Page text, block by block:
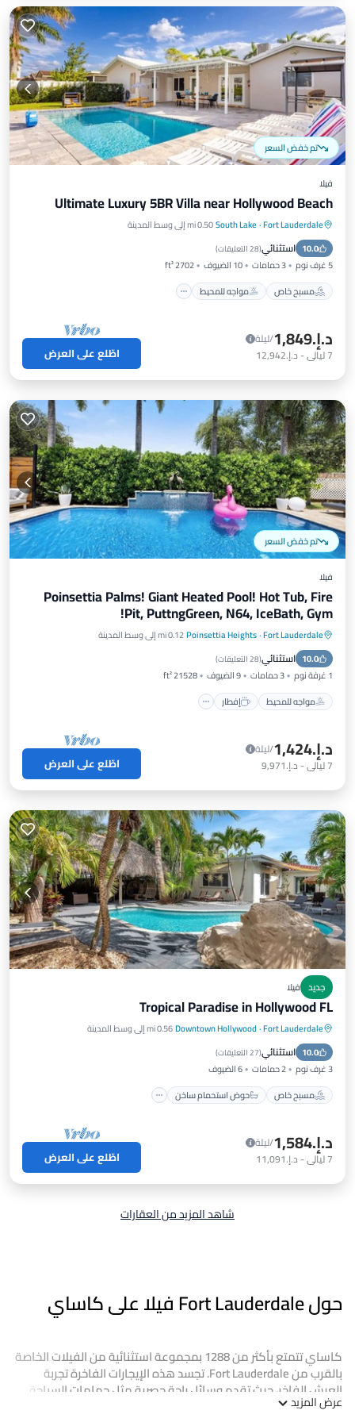
تم خفض السعر
فيلا
Ultimate Luxury 5BR Villa near Hollywood Beach
Fort Lauderdale
·
South Lake0.50 mi إلى وسط المدينة
10.0 استثنائي(28 التعليقات )
5 غرف نوم 3 حمامات 10 الضيوف
2702 ft²
مسبح خاص
مواجه للمحيط
مسبح خاص مواجه للمحيط
موقف سيارات
مسبح
د.إ.‏1,849
/ليلة
7ليالي- د.إ.‏12,942 اطّلع على العرض
تم خفض السعر
فيلا
Poinsettia Palms! Giant Heated Pool! Hot Tub, Fire
Pit, PuttngGreen, N64, IceBath, Gym!
Fort Lauderdale
·
Poinsettia Heights0.12 mi إلى وسط المدينة
10.0 استثنائي(28 التعليقات )
1 غرفة نوم 3 حمامات 9 الضيوف
21528 ft²
مواجه للمحيط
إفطار
مواجه للمحيط إفطار
موقف سيارات
إطلالة على المحيط
د.إ.‏1,424
/ليلة
7ليالي- د.إ.‏9,971 اطّلع على العرض
جديد فيلا
Tropical Paradise in Hollywood FL
Fort Lauderdale
·
Downtown Hollywood0.56 mi إلى وسط المدينة
10.0 استثنائي(27 التعليقات )
3 غرف نوم 2 حمامات
6 الضيوف
مسبح خاص
حوض استحمام ساخن
مسبح خاص
حوض استحمام ساخن
موقف سيارات
د.إ.‏1,584
/ليلة
7ليالي- د.إ.‏11,091 اطّلع على العرض
شاهد المزيد من العقارات
حول Fort Lauderdale فيلا على كاساي
كاساي تتمتع بأكثر من 1288 بمجموعة استثنائية من الفيلات الخاصة
بالقرب من Fort Lauderdale. تجسد هذه الإيجارات الفاخرة تجربة
العيش الفاخر، حيث تقدم وسائل راحة حصرية مثل حمامات السباحة
الخاصة، واي فاي، والسبا، وأحواض الاستحمام الساخنة، والمزيد.
عرض المزيد